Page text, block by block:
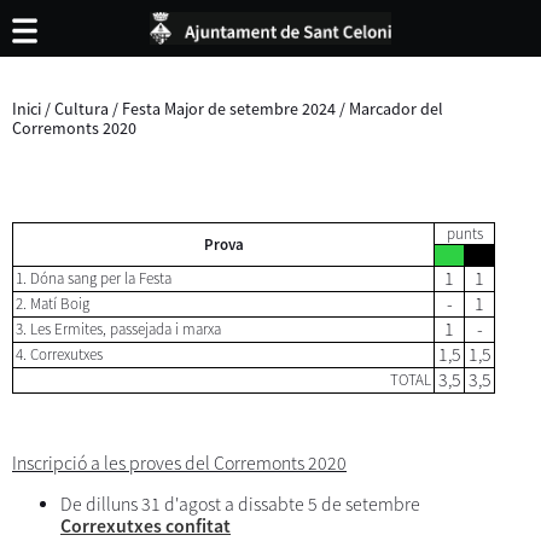
Inici /Cultura / Festa Major de setembre 2024 / Marcador del
Corremonts 2020
Prova
punts
1. Dóna sang per la Festa 1 1
2. Matí Boig - 1
3. Les Ermites, passejada i marxa 1 -
4. Correxutxes 1,5 1,5
TOTAL 3,5 3,5
Inscripció a les proves del Corremonts 2020
De dilluns 31 d'agost a dissabte 5 de setembre
Correxutxes confitat